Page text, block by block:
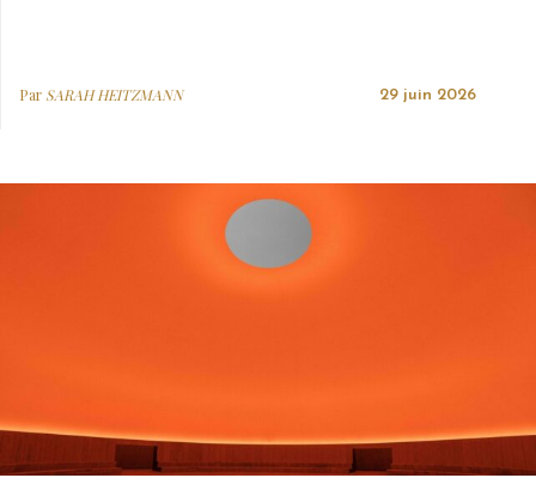
Par SARAH HEITZMANN 29 juin 2026